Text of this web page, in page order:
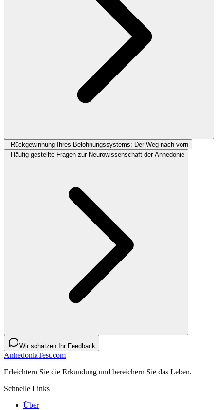
Rückgewinnung Ihres Belohnungssystems: Der Weg nach vorn
Häufig gestellte Fragen zur Neurowissenschaft der Anhedonie
Wir schätzen Ihr Feedback
AnhedoniaTest.com
Erleichtern Sie die Erkundung und bereichern Sie das Leben.
Schnelle Links
Über